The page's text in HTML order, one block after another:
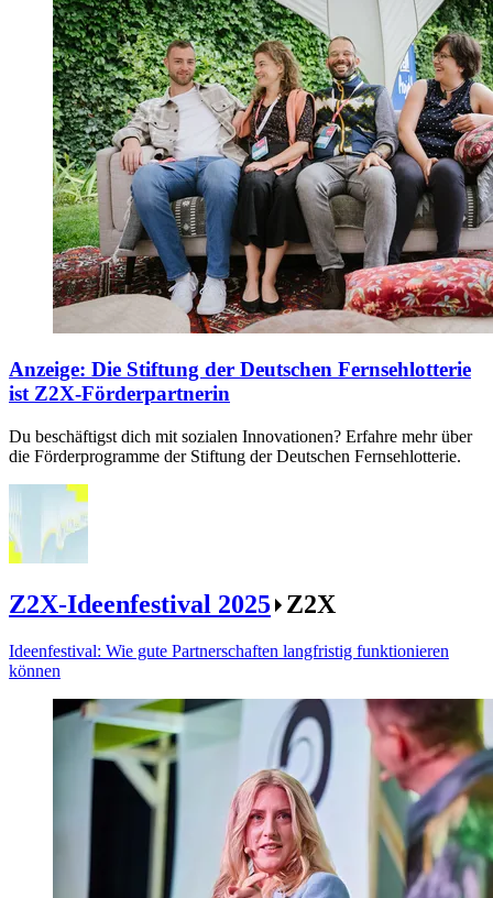
Anzeige: Die Stiftung der Deutschen Fernsehlotterie
ist Z2X-Förderpartnerin
Du beschäftigst dich mit sozialen Innovationen? Erfahre mehr über
die Förderprogramme der Stiftung der Deutschen Fernsehlotterie.
Z2X-Ideenfestival 2025 Z2X
Ideenfestival: Wie gute Partnerschaften langfristig funktionieren
können